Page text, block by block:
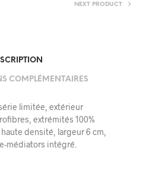
NEXT PRODUCT
COMPLÉMENTAIRES
limitée, extérieur
extrémités 100%
densité, largeur 6 cm,
médiators intégré.